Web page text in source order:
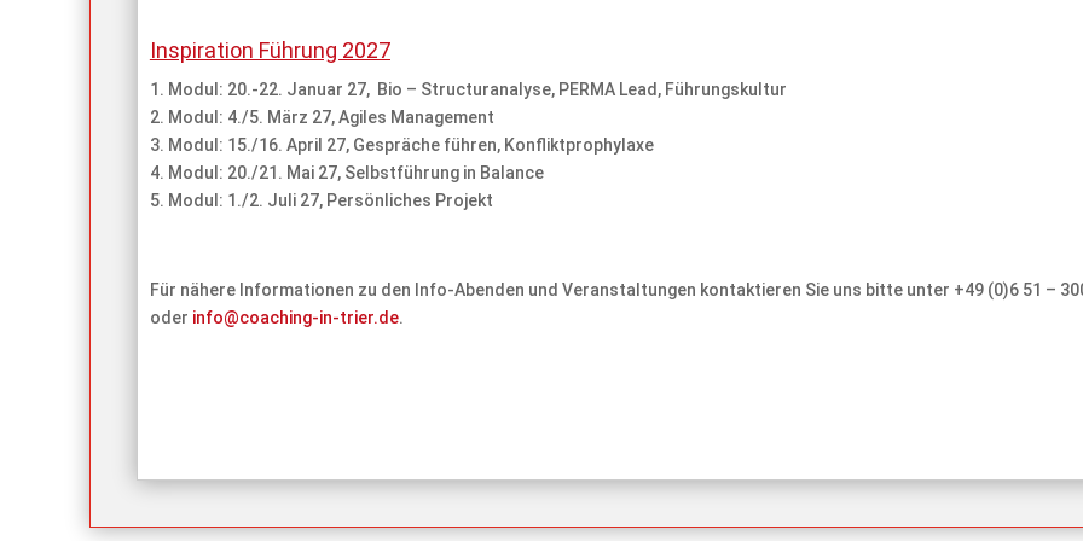
Inspiration Führung 2027
1. Modul: 20.-22. Januar 27, Bio – Structuranalyse, PERMA Lead, Führungskultur
2. Modul: 4./5. März 27, Agiles Management
3. Modul: 15./16. April 27, Gespräche führen, Konfliktprophylaxe
4. Modul: 20./21. Mai 27, Selbstführung in Balance
5. Modul: 1./2. Juli 27, Persönliches Projekt
Für nähere Informationen zu den Info-Abenden und Veranstaltungen kontaktieren Sie uns bitte unter +49 (0)6 51 –
oder info@coaching-in-trier.de.